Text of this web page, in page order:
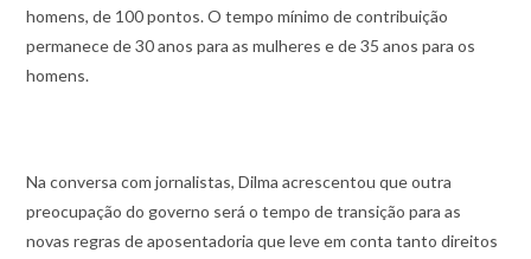
homens, de 100 pontos. O tempo mínimo de contribuição
permanece de 30 anos para as mulheres e de 35 anos para os
homens.
Na conversa com jornalistas, Dilma acrescentou que outra
preocupação do governo será o tempo de transição para as
novas regras de aposentadoria que leve em conta tanto direitos